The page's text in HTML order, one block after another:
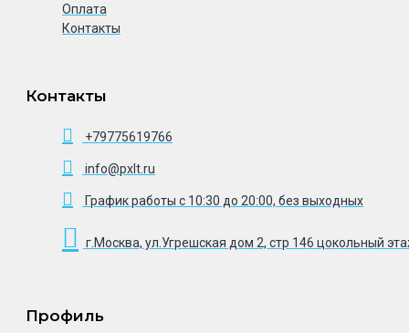
Оплата
Контакты
Контакты
+79775619766
info@pxlt.ru
График работы с 10:30 до 20:00, без выходных
г.Москва, ул.Угрешская дом 2, стр 146 цокольный
Профиль